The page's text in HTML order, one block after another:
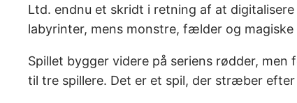
Ltd. endnu et skridt i retning af at
labyrinter, mens monstre, fælder og
Spillet bygger videre på seriens rødder,
til tre spillere. Det er et spil, der stræber